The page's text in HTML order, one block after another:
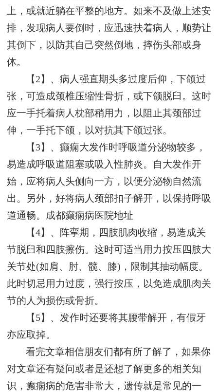
上，或就近躺在平整的地方。如来不及做上述安
排，发现病人要倒时，应迅速扶着病人，顺势让
其倒下，以防其自己突然倒地，摔伤头部或身
体。
【2】、病人强直期头多过度后仰，下颌过
张，可造成颈椎压缩性骨折，或下颌脱臼。这时
应一手托着病人枕部稍用力，以阻止其颈部过
伸，一手托下颌，以对抗其下颌过张。
【3】、癫痫大发作时呼吸道分泌物较多，
易造成呼吸道阻塞或吸入性肺炎。自大发作开
始，应将病人头侧向一方，以便分泌物自然流
出。另外，好将病人颈部扣子解开，以保持呼吸
道通畅。 成都癫痫病医院地址
【4】、阵挛期，四肢肌肉收缩，易造成关
节脱臼和四肢擦伤。这时可适当用力按压四肢大
关节处(如肩、肘、髋、膝)，限制其抽动幅度。
此时切忌用力过度，强行按压，以免造成肌肉关
节的人为损伤或骨折。
【5】、发作时还要将其腰带解开，有假牙
亦应取掉。
看完文章相信朋友们都有所了解了，如果你
对文章还有疑问或者是还想了解更多的相关知
识，癫痫病的危害非常大，遗传就是常见的一